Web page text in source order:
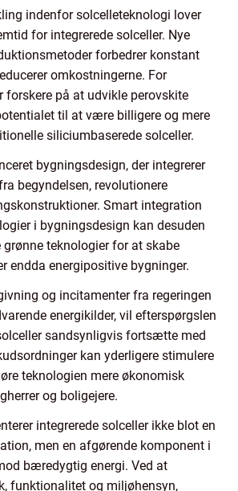
indenfor solcelleteknologi lover
for integrerede solceller. Nye
forbedrer konstant
omkostningerne. For
forskere på at udvikle perovskite
til at være billigere og mere
siliciumbaserede solceller.
bygningsdesign, der integrerer
begyndelsen, revolutionere
Smart integration
i bygningsdesign kan desuden
grønne teknologier for at skabe
endda energipositive bygninger.
og incitamenter fra regeringen
energikilder, vil efterspørgslen
sandsynligvis fortsætte med
kan yderligere stimulere
teknologien mere økonomisk
og boligejere.
integrerede solceller ikke blot en
men en afgørende komponent i
bæredygtig energi. Ved at
funktionalitet og miljøhensyn,